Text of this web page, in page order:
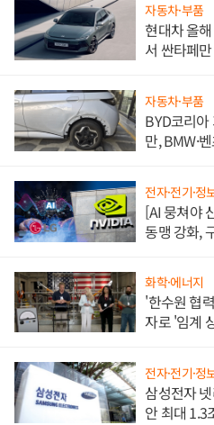
자동차·부품
현대차 올
서 싼타페
자동차·부품
BYD코리아
만, BMW·
전자·전기·정
[AI 뭉쳐야
동맹 강화,
화학·에너지
'한수원 협
자로 '임계
전자·전기·정
삼성전자
안 최대 1.3